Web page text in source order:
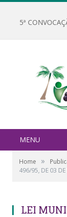
5ª
MENU
Home »
496/95, DE 03
LEI